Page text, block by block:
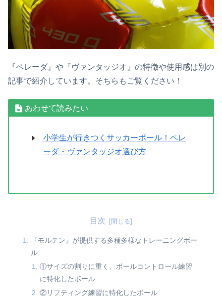
『ペレーダ』や『ヴァンタッジオ』の特徴や使用感は別の
記事で紹介しています。そちらもご覧ください！
あわせて読みたい
小学生が行きつくサッカーボール！ペレ
ーダ・ヴァンタッジオ選び方
目次
『モルテン』が提供する多種多様なトレーニングボー
ル
①サイズの割りに重く、ボールコントロール練習
に特化したボール
②リフティング練習に特化したボール